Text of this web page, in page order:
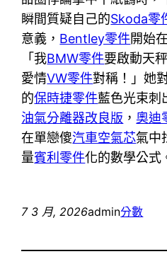
瞬間質疑自己的Skoda零
意義， Bentley零件開始
「我BMW零件要啟動天
愛情VW零件對稱！」她
的保時捷零件藍色光束刺
油氣分離器改良版 ， 奧迪
在單戀傻汽車空氣芯氣中
量賓利零件化的數學公式
7 3 月, 2026admin分數